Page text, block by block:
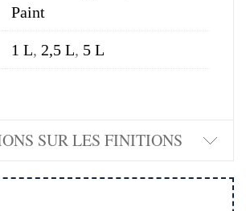
Paint
1 L, 2,5 L, 5 L
SUR LES FINITIONS